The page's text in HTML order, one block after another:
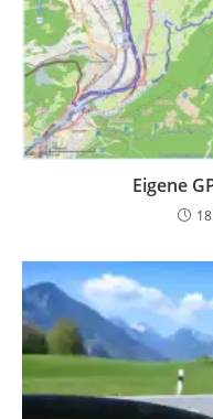
Eigene